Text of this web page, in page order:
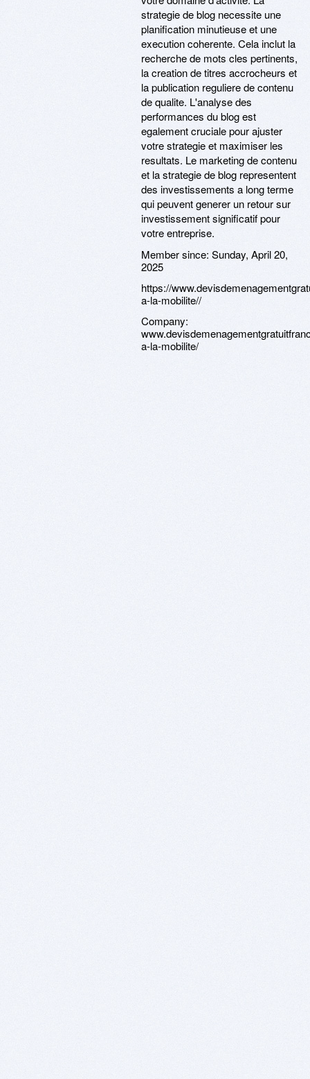
strategie de blog necessite une
planification minutieuse et une
execution coherente. Cela inclut la
recherche de mots cles pertinents,
la creation de titres accrocheurs et
la publication reguliere de contenu
de qualite. L'analyse des
performances du blog est
egalement cruciale pour ajuster
votre strategie et maximiser les
resultats. Le marketing de contenu
et la strategie de blog representent
des investissements a long terme
qui peuvent generer un retour sur
investissement significatif pour
votre entreprise.
Member since: Sunday, April 20,
2025
https://
a-la-mobilite//
Company:
a-la-mobilite/